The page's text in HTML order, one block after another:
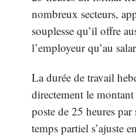
nombreux secteurs,
souplesse qu’il offre
l’employeur qu’au
La durée de travail
directement le
poste de 25 heures
temps partiel s’ajuste